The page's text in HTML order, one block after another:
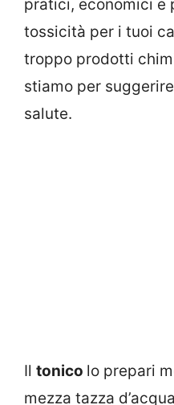
pratici, economici e
tossicità per i tuoi
troppo prodotti
stiamo per
salute.
Il tonico lo prepari
mezza tazza